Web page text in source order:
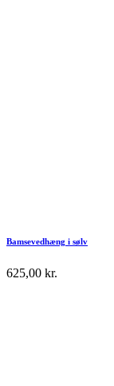
Bamsevedhæng i sølv
625,00 kr.